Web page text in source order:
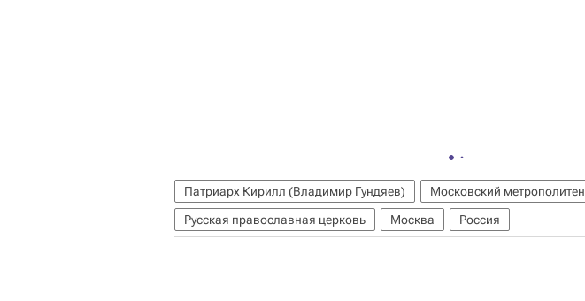
Патриарх Кирилл (Владимир Гундяев)
Московский метрополитен
Русская православная церковь
Москва Россия